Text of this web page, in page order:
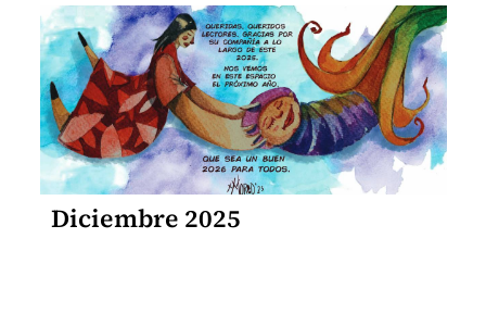
Diciembre 2025